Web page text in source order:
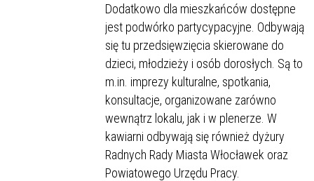
Dodatkowo dla mieszkańców dostępne
jest podwórko partycypacyjne. Odbywają
się tu przedsięwzięcia skierowane do
dzieci, młodzieży i osób dorosłych. Są to
m.in. imprezy kulturalne, spotkania,
konsultacje, organizowane zarówno
wewnątrz lokalu, jak i w plenerze. W
kawiarni odbywają się również dyżury
Radnych Rady Miasta Włocławek oraz
Powiatowego Urzędu Pracy.